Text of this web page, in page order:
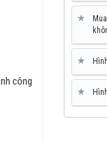
công
★
★
★